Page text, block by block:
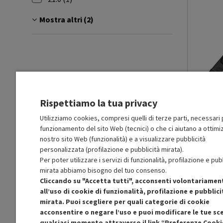
Mostra altri (2)
PRMG
:
B: Estetica
Rispettiamo la tua privacy
Utilizziamo cookies, compresi quelli di terze parti, necessari
funzionamento del sito Web (tecnici) o che ci aiutano a
nostro sito Web (funzionalità) e a visualizzare pubblicità
personalizzata (profilazione e pubblicità mirata).
Per poter utilizzare i servizi di funzionalità, profilazione e
mirata abbiamo bisogno del tuo consenso.
Cliccando su "Accetta tutti", acconsenti
all’uso di cookie di funzionalità, profilazione e
mirata. Puoi scegliere per quali categorie di cookie
acconsentire o negare l’uso e puoi modificare le tue